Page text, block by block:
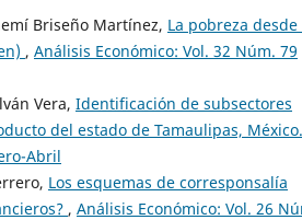
Briseño Martínez, La pobreza desde
, Análisis Económico: Vol. 32 Núm. 79
Vera, Identificación de subsectores
del estado de Tamaulipas, México.
Abril
Los esquemas de corresponsalía
, Análisis Económico: Vol. 26